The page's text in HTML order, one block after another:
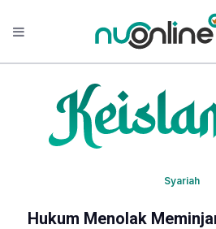
Syariah
Hukum Menolak